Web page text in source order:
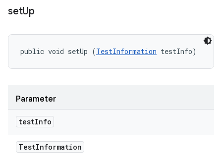
setUp
public void setUp (TestInformation testInfo)
Parameter
testInfo
TestInformation